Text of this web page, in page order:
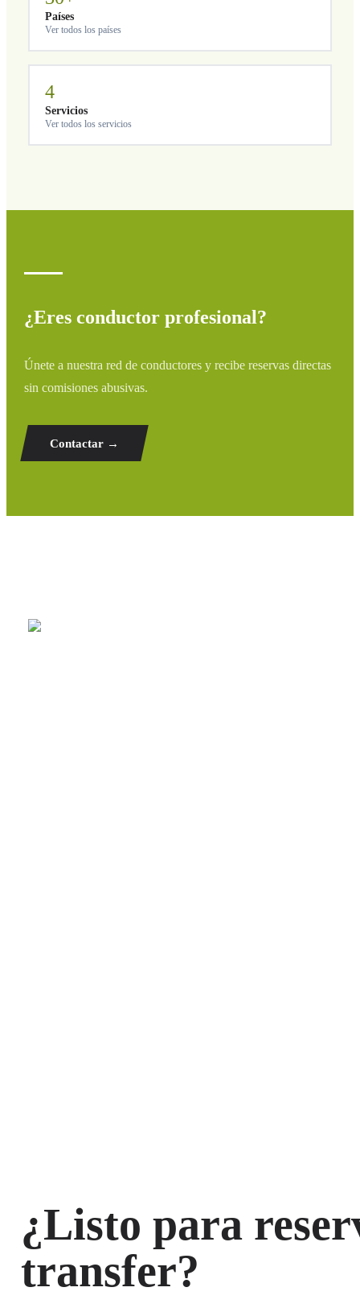
Países
Ver todos los países
4
Servicios
Ver todos los servicios
¿Eres conductor profesional?
Únete a nuestra red de conductores y recibe reservas directas
sin comisiones abusivas.
Contactar →
¿Listo para
transfer?